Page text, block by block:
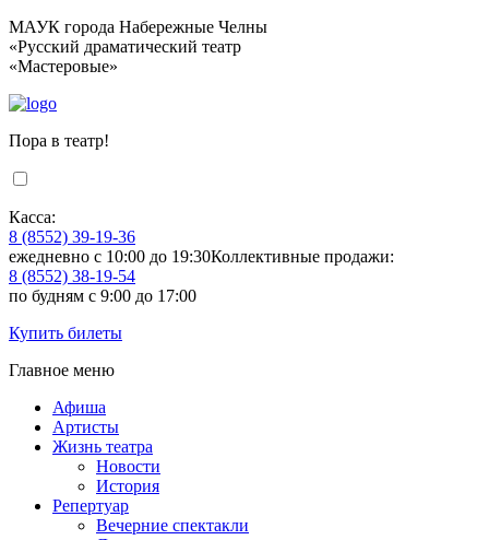
МАУК города Набережные Челны
«Русский драматический театр
«Мастеровые»
Пора в театр!
Касса:
8 (8552) 39-19-36
ежедневно с 10:00 до 19:30Коллективные продажи:
8 (8552) 38-19-54
по будням с 9:00 до 17:00
Купить билеты
Главное меню
Афиша
Артисты
Жизнь театра
Новости
История
Репертуар
Вечерние спектакли